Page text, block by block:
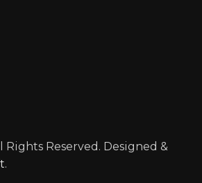
Rights Reserved. Designed &
.